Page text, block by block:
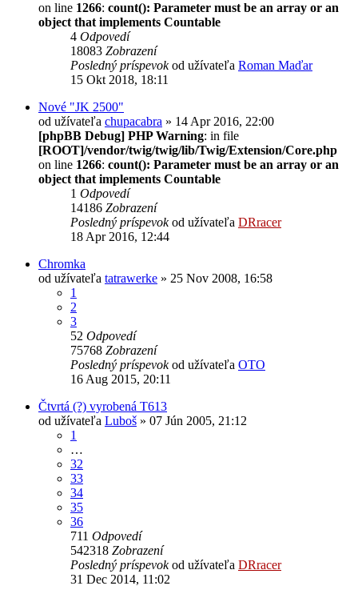
on line 1266: count(): Parameter must be an array or an
object that implements Countable
4 Odpovedí
18083 Zobrazení
Posledný príspevokod užívateľa Roman Maďar
15 Okt 2018, 18:11
Nové "JK 2500"
od užívateľa chupacabra » 14 Apr 2016, 22:00
[phpBB Debug] PHP Warning: in file
[ROOT]/vendor/twig/twig/lib/Twig/Extension/Core.php
on line 1266: count(): Parameter must be an array or an
object that implements Countable
1 Odpovedí
14186 Zobrazení
Posledný príspevokod užívateľa DRracer
18 Apr 2016, 12:44
Chromka
od užívateľa tatrawerke » 25 Nov 2008, 16:58
1
2
3
52 Odpovedí
75768 Zobrazení
Posledný príspevokod užívateľa OTO
16 Aug 2015, 20:11
Čtvrtá (?) vyrobená T613
od užívateľa Luboš » 07 Jún 2005, 21:12
1
…
32
33
34
35
36
711 Odpovedí
542318 Zobrazení
Posledný príspevokod užívateľa DRracer
31 Dec 2014, 11:02